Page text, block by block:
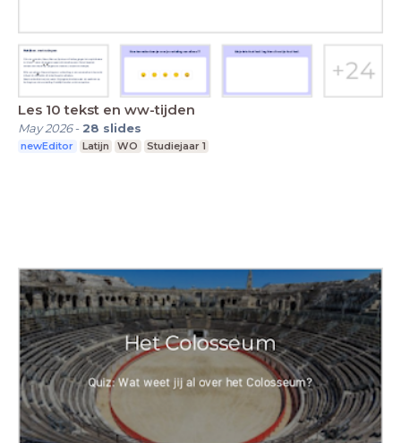
Les 10 tekst en ww-tijden
May 2026- 28 slides
newEditor Latijn WO Studiejaar 1